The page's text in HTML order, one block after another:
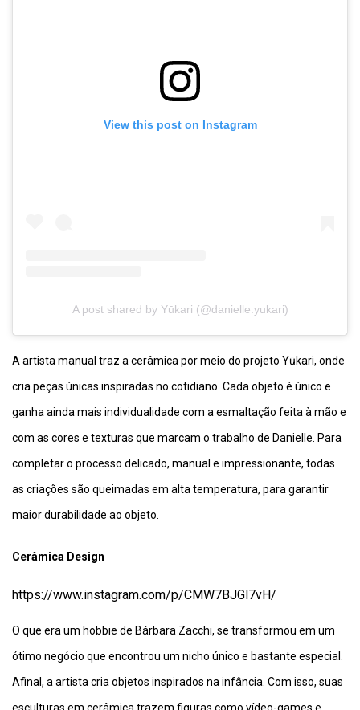
View this post on Instagram
A post shared by Yūkari (@danielle.yukari)
A artista manual traz a cerâmica por meio do projeto Yūkari, onde
cria peças únicas inspiradas no cotidiano. Cada objeto é único e
ganha ainda mais individualidade com a esmaltação feita à mão e
com as cores e texturas que marcam o trabalho de Danielle. Para
completar o processo delicado, manual e impressionante, todas
as criações são queimadas em alta temperatura, para garantir
maior durabilidade ao objeto.
Cerâmica Design
https://www.instagram.com/p/CMW7BJGl7vH/
O que era um hobbie de Bárbara Zacchi, se transformou em um
ótimo negócio que encontrou um nicho único e bastante especial.
Afinal, a artista cria objetos inspirados na infância. Com isso, suas